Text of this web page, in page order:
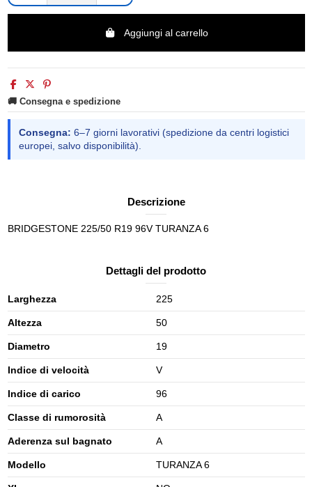
Aggiungi al carrello
🚚 Consegna e spedizione
Consegna: 6–7 giorni lavorativi (spedizione da centri logistici
europei, salvo disponibilità).
Descrizione
BRIDGESTONE 225/50 R19 96V TURANZA 6
Dettagli del prodotto
Larghezza 225
Altezza 50
Diametro 19
Indice di velocità V
Indice di carico 96
Classe di rumorosità A
Aderenza sul bagnato A
Modello TURANZA 6